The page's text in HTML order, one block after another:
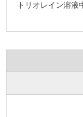
トリオレイン溶